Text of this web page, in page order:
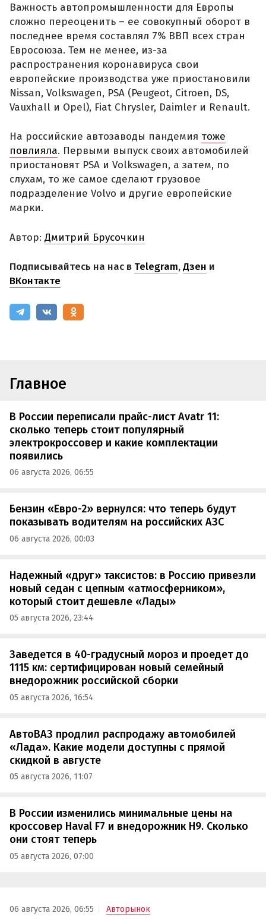
Важность автопромышленности для Европы
сложно переоценить – ее совокупный оборот в
последнее время составлял 7% ВВП всех стран
Евросоюза. Тем не менее, из-за
распространения коронавируса свои
европейские производства уже приостановили
Nissan, Volkswagen, PSA (Peugeot, Citroen, DS,
Vauxhall и Opel), Fiat Chrysler, Daimler и Renault.
На российские автозаводы пандемия тоже
повлияла. Первыми выпуск своих автомобилей
приостановят PSA и Volkswagen, а затем, по
слухам, то же самое сделают грузовое
подразделение Volvo и другие европейские
марки.
Автор: Дмитрий Брусочкин
Подписывайтесь на нас в Telegram,Дзен и
ВКонтакте
Главное
В России переписали прайс-лист Avatr 11:
сколько теперь стоит популярный
электрокроссовер и какие комплектации
появились
06 августа 2026, 06:55
Бензин «Евро-2» вернулся: что теперь будут
показывать водителям на российских АЗС
06 августа 2026, 00:03
Надежный «друг» таксистов: в Россию привезли
новый седан с цепным «атмосферником»,
который стоит дешевле «Лады»
05 августа 2026, 23:44
Заведется в 40-градусный мороз и проедет до
1115 км: сертифицирован новый семейный
внедорожник российской сборки
05 августа 2026, 16:54
АвтоВАЗ продлил распродажу автомобилей
«Лада». Какие модели доступны с прямой
скидкой в августе
05 августа 2026, 11:07
В России изменились минимальные цены на
кроссовер Haval F7 и внедорожник H9. Сколько
они стоят теперь
05 августа 2026, 07:00
06 августа 2026, 06:55 Авторынок